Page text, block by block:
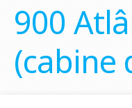
900
(cabine